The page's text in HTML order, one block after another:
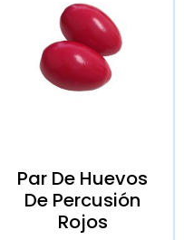
Par De Huevos
De Percusión
Rojos